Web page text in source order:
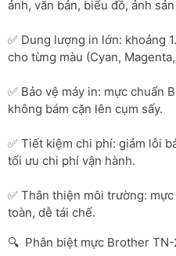
ảnh, văn bản, biểu đồ, ảnh
✅ Dung lượng in lớn: khoảng
cho từng màu (Cyan,
✅ Bảo vệ máy in: mực chuẩn
không bám cặn lên cụm sấy.
✅ Tiết kiệm chi phí: giảm lỗi
tối ưu chi phí vận hành.
✅ Thân thiện môi trường:
toàn, dễ tái chế.
🔍 Phân biệt mực Brother